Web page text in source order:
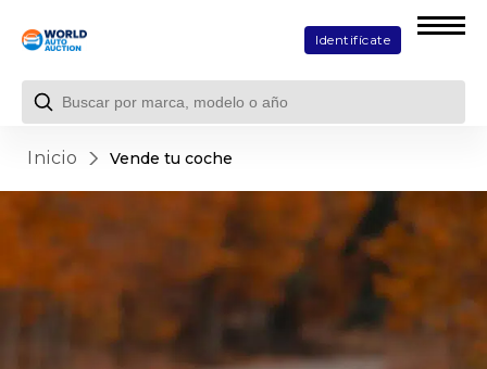
Identifícate
Inicio Vende tu coche